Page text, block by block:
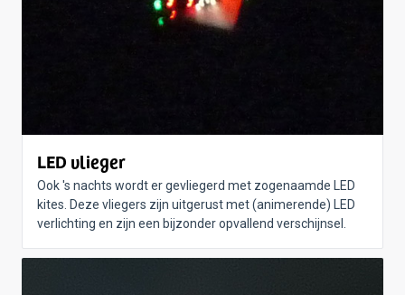
LED vlieger
Ook 's nachts wordt er gevliegerd met zogenaamde LED
kites. Deze vliegers zijn uitgerust met (animerende) LED
verlichting en zijn een bijzonder opvallend verschijnsel.